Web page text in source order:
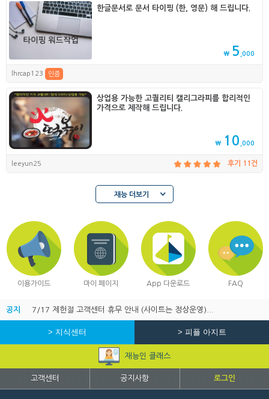
한글문서로 문서 타이핑 (한, 영문) 해 드립니다.
₩ 5 ,000
lhrcap123 인증
상업용 가능한 고퀄리티 캘리그라피를 합리적인
가격으로 제작해 드립니다.
₩ 10 ,000
leeyun25 후기 11건
재능 더보기
이용가이드 마이 페이지 App 다운로드 FAQ
공지 7/17 제헌절 고객센터 휴무 안내 (사이트는 정상운영)...
> 지식센터 > 피플 아지트
재능인 클래스
고객센터 공지사항 로그인